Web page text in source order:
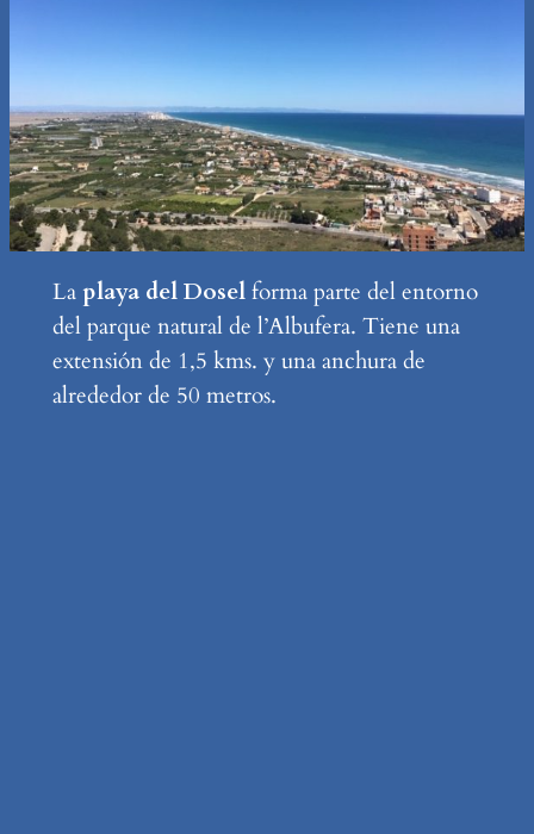
Laplaya del Doselforma parte del entorno
del parque natural de l’Albufera. Tiene una
extensión de 1,5 kms. y una anchura de
alrededor de 50 metros.